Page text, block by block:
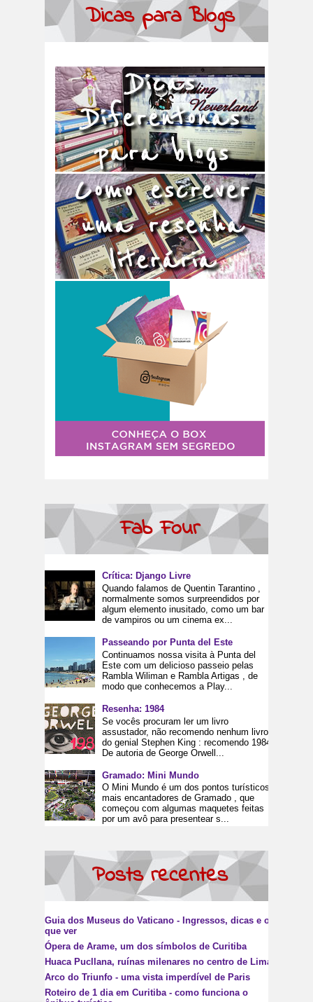
Dicas para Blogs
Fab Four
Crítica: Django Livre
Quando falamos de Quentin Tarantino ,
normalmente somos surpreendidos por
algum elemento inusitado, como um bar
de vampiros ou um cinema ex...
Passeando por Punta del Este
Continuamos nossa visita à Punta del
Este com um delicioso passeio pelas
Rambla Wiliman e Rambla Artigas , de
modo que conhecemos a Play...
Resenha: 1984
Se vocês procuram ler um livro
assustador, não recomendo nenhum livro
do genial Stephen King : recomendo 1984.
De autoria de George Orwell...
Gramado: Mini Mundo
O Mini Mundo é um dos pontos turísticos
mais encantadores de Gramado , que
começou com algumas maquetes feitas
por um avô para presentear s...
Posts recentes
Guia dos Museus do Vaticano - Ingressos, dicas e o
que ver
Ópera de Arame, um dos símbolos de Curitiba
Huaca Pucllana, ruínas milenares no centro de Lima
Arco do Triunfo - uma vista imperdível de Paris
Roteiro de 1 dia em Curitiba - como funciona o